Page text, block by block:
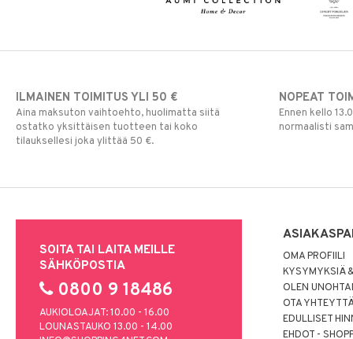
ILMAINEN TOIMITUS YLI 50 €
Aina maksuton vaihtoehto, huolimatta siitä
ostatko yksittäisen tuotteen tai koko
tilauksellesi joka ylittää 50 €.
NOPEAT
Ennen kello
normaalisti
SOITA TAI LAITA MEILLE
SÄHKÖPOSTIA
0800 9 18486
AUKIOLOAJAT: 10.00 - 16.00
LOUNASTAUKO 13.00 - 14.00
OMA PROFIILI
KYSYMYKSIÄ
OLEN
OTA
EDULLISET
EHDOT -